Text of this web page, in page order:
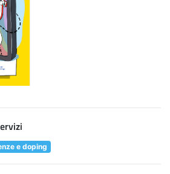
e doping